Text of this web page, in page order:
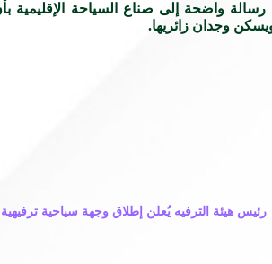
واضحة إلى صناع السياحة الإقليمية
وجدان زائريها.
رئيس هيئة الترفيه يُعلن إطلاق وجهة سياحية